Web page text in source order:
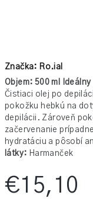
Značka: Ro.ial
Objem: 500 ml
Čistiaci olej po
pokožku hebkú na
depilácii. Zároveň
začervenanie
hydratáciu a pôsobí
látky: Harmanček
€15,10